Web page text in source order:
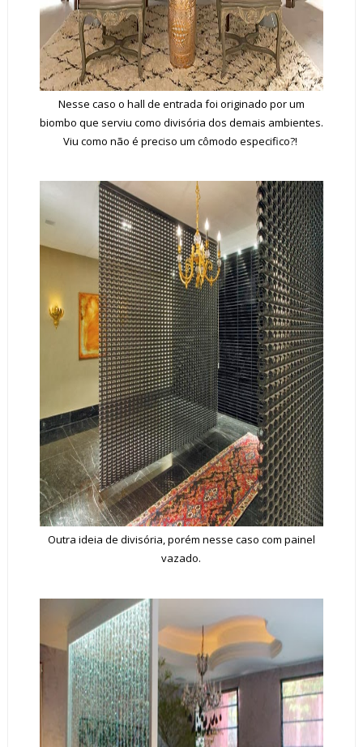
Nesse caso o hall de entrada foi originado por um
biombo que serviu como divisória dos demais ambientes.
Viu como não é preciso um cômodo especifico?!
Outra ideia de divisória, porém nesse caso com painel
vazado.